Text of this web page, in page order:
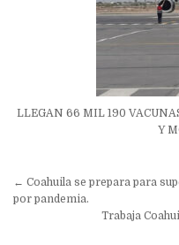
LLEGAN 66 MIL 190
Y
Navegación
de
← Coahuila se prepara para
por pandemia.
Trabaja